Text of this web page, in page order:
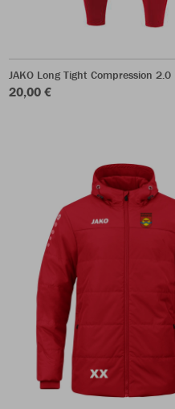
JAKO Long Tight Compression 2.0
20,00 €